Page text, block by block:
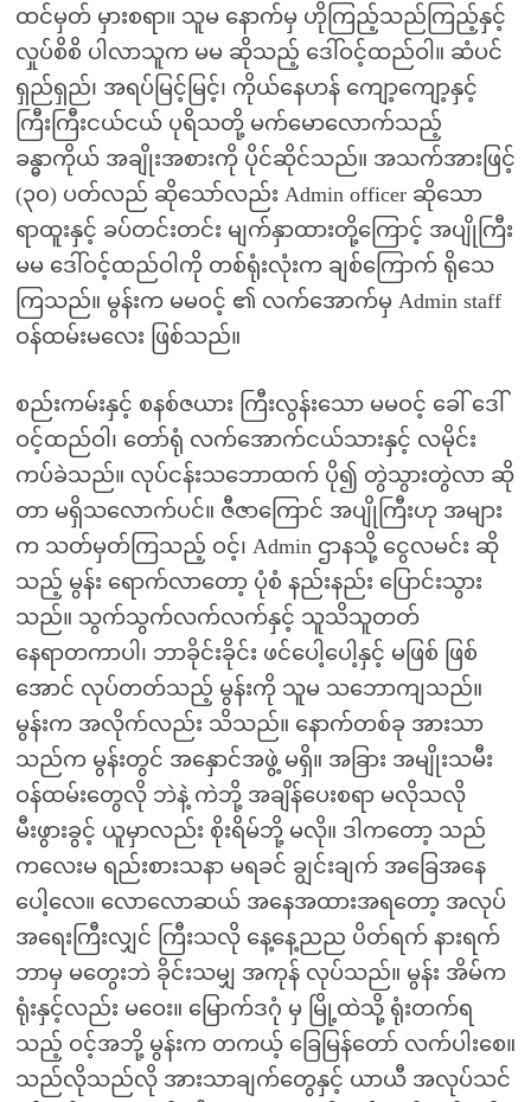
ထင်မှတ် မှားစရာ။ သူမ နောက်မှ ဟိုကြည့်သည်ကြည့်နှင့်
လှုပ်စိစိ ပါလာသူက မမ ဆိုသည့် ဒေါ်ဝင့်ထည်ဝါ။ ဆံပင်
ရှည်ရှည်၊ အရပ်မြင့်မြင့်၊ ကိုယ်နေဟန် ကျော့ကျော့နှင့်
ကြီးကြီးငယ်ငယ် ပုရိသတို့ မက်မောလောက်သည့်
ခန္ဓာကိုယ် အချိုးအစားကို ပိုင်ဆိုင်သည်။ အသက်အားဖြင့်
(၃၀) ပတ်လည် ဆိုသော်လည်း Admin officer ဆိုသော
ရာထူးနှင့် ခပ်တင်းတင်း မျက်နှာထားတို့ကြောင့် အပျိုကြီး
မမ ဒေါ်ဝင့်ထည်ဝါကို တစ်ရုံးလုံးက ချစ်ကြောက် ရိုသေ
ကြသည်။ မွန်းက မမဝင့် ၏ လက်အောက်မှ Admin staff
ဝန်ထမ်းမလေး ဖြစ်သည်။
စည်းကမ်းနှင့် စနစ်ဇယား ကြီးလွန်းသော မမဝင့် ခေါ် ဒေါ်
ဝင့်ထည်ဝါ၊ တော်ရုံ လက်အောက်ငယ်သားနှင့် လမိုင်း
ကပ်ခဲသည်။ လုပ်ငန်းသဘောထက် ပို၍ တွဲသွားတွဲလာ ဆို
တာ မရှိသလောက်ပင်။ ဇီဇာကြောင် အပျိုကြီးဟု အများ
က သတ်မှတ်ကြသည့် ဝင့်၊ Admin ဌာနသို့ ငွေလမင်း ဆို
သည့် မွန်း ရောက်လာတော့ ပုံစံ နည်းနည်း ပြောင်းသွား
သည်။ သွက်သွက်လက်လက်နှင့် သူသိသူတတ်
နေရာတကာပါ၊ ဘာခိုင်းခိုင်း ဖင်ပေါ့ပေါ့နှင့် မဖြစ် ဖြစ်
အောင် လုပ်တတ်သည့် မွန်းကို သူမ သဘောကျသည်။
မွန်းက အလိုက်လည်း သိသည်။ နောက်တစ်ခု အားသာ
သည်က မွန်းတွင် အနှောင်အဖွဲ့ မရှိ။ အခြား အမျိုးသမီး
ဝန်ထမ်းတွေလို ဘဲနဲ့ ကဲဘို့ အချိန်ပေးစရာ မလိုသလို
မီးဖွားခွင့် ယူမှာလည်း စိုးရိမ်ဘို့ မလို။ ဒါကတော့ သည်
ကလေးမ ရည်းစားသနာ မရခင် ချွင်းချက် အခြေအနေ
ပေါ့လေ။ လောလောဆယ် အနေအထားအရတော့ အလုပ်
အရေးကြီးလျှင် ကြီးသလို နေ့နေ့ညည ပိတ်ရက် နားရက်
ဘာမှ မတွေးဘဲ ခိုင်းသမျှ အကုန် လုပ်သည်။ မွန်း အိမ်က
ရုံးနှင့်လည်း မဝေး။ မြောက်ဒဂုံ မှ မြို့ထဲသို့ ရုံးတက်ရ
သည့် ဝင့်အဘို့ မွန်းက တကယ့် ခြေမြန်တော် လက်ပါးစေ။
သည်လိုသည်လို အားသာချက်တွေနှင့် ယာယီ အလုပ်သင်